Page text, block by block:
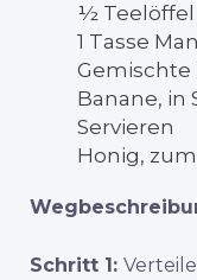
½
1 Tasse
Gemischte
Banane, in
Servieren
Honig,
Schritt 1: